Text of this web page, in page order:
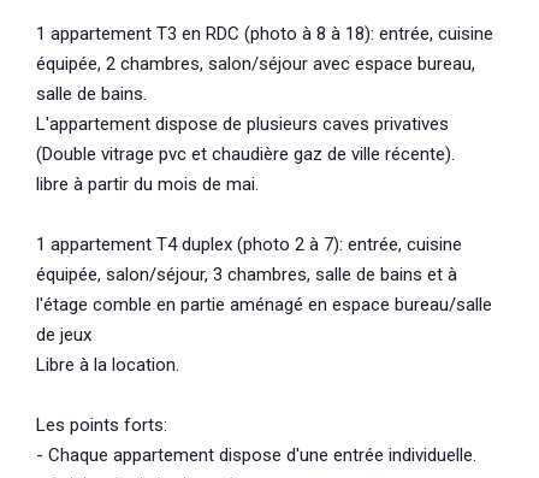
1 appartement T3 en RDC (photo à 8 à 18): entrée, cuisine
équipée, 2 chambres, salon/séjour avec espace bureau,
salle de bains.
L'appartement dispose de plusieurs caves privatives
(Double vitrage pvc et chaudière gaz de ville récente).
libre à partir du mois de mai.
1 appartement T4 duplex (photo 2 à 7): entrée, cuisine
équipée, salon/séjour, 3 chambres, salle de bains et à
l'étage comble en partie aménagé en espace bureau/salle
de jeux
Libre à la location.
Les points forts:
- Chaque appartement dispose d'une entrée individuelle.